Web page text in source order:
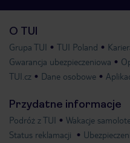
O TUI
Grupa TUI TUI Poland
Gwarancja ubezpieczeniowa
TUI.cz
Dane osobowe
Przydatne informacje
Podróż z TUI Wakacje
Status reklamacji